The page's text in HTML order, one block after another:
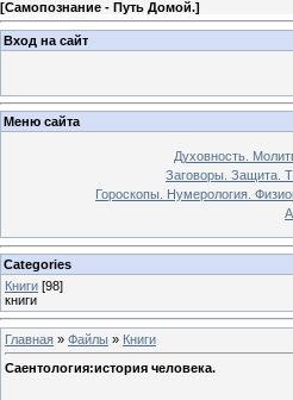
[Самопознание - Путь Домой.]
Вход на сайт
Меню сайта
Духовность.
Заговоры. Защита.
Гороскопы. Нумерология.
Categories
Книги [98]
книги
Главная » Файлы » Книги
Саентология:история человека.